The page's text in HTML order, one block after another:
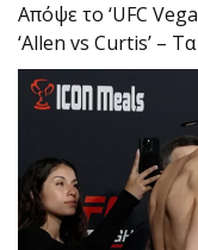
Απόψε το ‘UFC
‘Allen vs Curtis’ –